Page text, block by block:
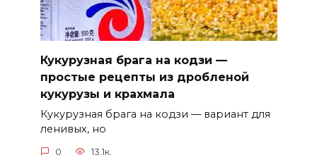
Кукурузная брага на кодзи —
простые рецепты из дробленой
кукурузы и крахмала
Кукурузная брага на кодзи — вариант для
ленивых, но
0 13.1к.